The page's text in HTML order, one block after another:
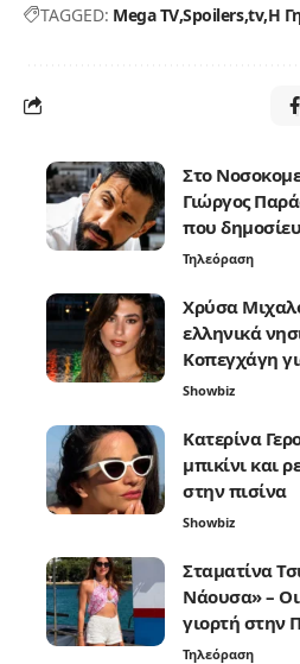
TAGGED: Mega TVSpoilerstv Η
Στο
Γιώργος
που
Τηλεόραση
Χρύσα
ελληνικά
Κοπεγχάγη
Showbiz
Κατερίνα
μπικίνι και
στην πισίνα
Showbiz
Σταματίνα
Νάουσα» – Οι
γιορτή στην
Τηλεόραση